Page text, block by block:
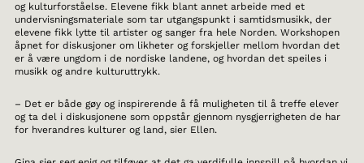
og kulturforståelse. Elevene fikk blant annet arbeide med et
undervisningsmateriale som tar utgangspunkt i samtidsmusikk, der
elevene fikk lytte til artister og sanger fra hele Norden. Workshopen
åpnet for diskusjoner om likheter og forskjeller mellom hvordan det
er å være ungdom i de nordiske landene, og hvordan det speiles i
musikk og andre kulturuttrykk.
– Det er både gøy og inspirerende å få muligheten til å treffe elever
og ta del i diskusjonene som oppstår gjennom nysgjerrigheten de har
for hverandres kulturer og land, sier Ellen.